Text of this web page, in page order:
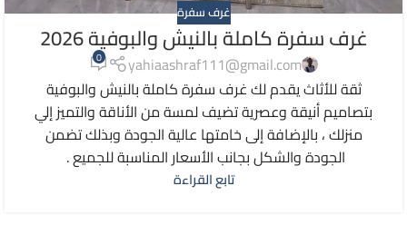
غرف سفرة
غرف سفرة كاملة بالنيش والبوفية 2026
yahiaashraf111@gmail.com
0
ثقة للأثاث يقدم لك غرف سفرة كاملة بالنيش والبوفية
بتصاميم أنيقة وعصرية تضيف لمسة من الأناقة والتميز إلي
منزلك ، بالإضافة إلى خامتها عالية الجودة وبذلك تضمن
الجودة والشكل بجانب الأسعار المناسبة للجميع .
تابع القراءة